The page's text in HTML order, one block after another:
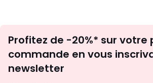
Profitez de -20%* sur votre
commande en vous
newsletter